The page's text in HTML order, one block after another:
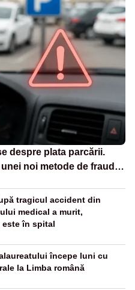
despre plata parcării.
noi metode de fraudă
tragicul accident din
medical a murit,
în spital
începe luni cu
la Limba română